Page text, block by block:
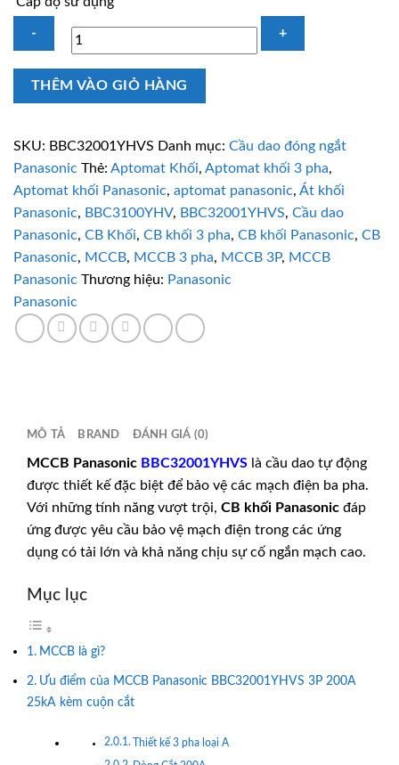
MCCB
3P
kèm
cuộn
cắt
số
lượng
THÊM VÀO GIỎ HÀNG
SKU: BBC32001YHVS Danh mục: Cầu dao đóng ngắt
Panasonic Thẻ: Aptomat Khối, Aptomat khối 3 pha,
Aptomat khối Panasonic, aptomat panasonic, Át khối
Panasonic, BBC3100YHV, BBC32001YHVS, Cầu dao
Panasonic, CB Khối, CB khối 3 pha, CB khối Panasonic, CB
Panasonic, MCCB, MCCB 3 pha, MCCB 3P, MCCB
Panasonic Thương hiệu: Panasonic
Panasonic
MÔ TẢ BRAND ĐÁNH GIÁ (0)
MCCB Panasonic BBC32001YHVS là cầu dao tự động
được thiết kế đặc biệt để bảo vệ các mạch điện ba pha.
Với những tính năng vượt trội, CB khối Panasonic đáp
ứng được yêu cầu bảo vệ mạch điện trong các ứng
dụng có tải lớn và khả năng chịu sự cố ngắn mạch cao.
Mục lục
MCCB là gì?
Ưu điểm của MCCB Panasonic BBC32001YHVS 3P 200A
25kA kèm cuộn cắt
Thiết kế 3 pha loại A